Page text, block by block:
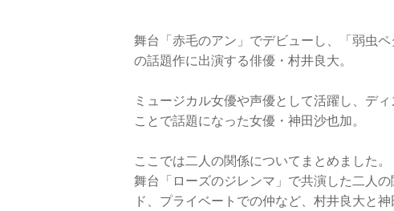
舞台「赤毛のアン」でデビューし、「弱虫
の話題作に出演する俳優・村井良大。
ミュージカル女優や声優として活躍し、デ
ことで話題になった女優・神田沙也加。
ここでは二人の関係についてまとめました。
舞台「ローズのジレンマ」で共演した二人
ド、プライベートでの仲など、村井良大と